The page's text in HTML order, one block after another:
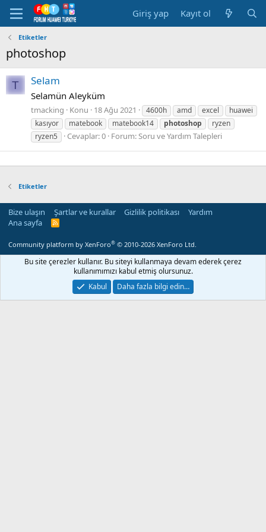
Giriş yap Kayıt ol
Etiketler
photoshop
T Selam
Selamün Aleyküm
tmacking Konu 18 Ağu 2021 4600h amd excel
huawei
kasıyor
matebook matebook14 photoshop
ryzen
ryzen5
Cevaplar: 0 Forum:Soru ve Yardım Talepleri
Etiketler
Bize ulaşın Şartlar ve kurallar Gizlilik politikası
Yardım
Ana sayfa
R
S
Community platform by XenForo® © 2010-2026 XenForo Ltd.
Bu site çerezler kullanır. Bu siteyi kullanmaya devam ederek çerez
kullanımımızı kabul etmiş olursunuz.
Kabul
Daha fazla bilgi edin…